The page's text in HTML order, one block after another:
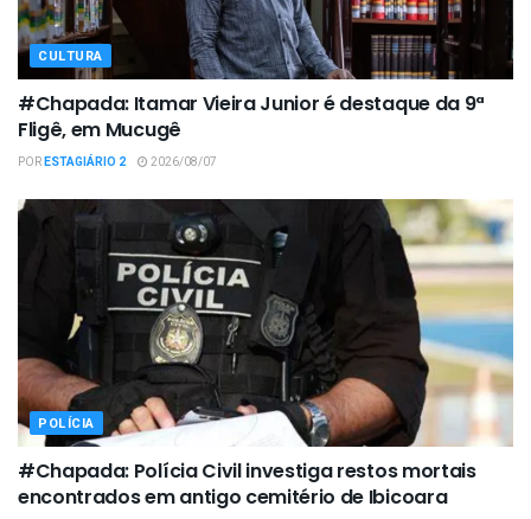
CULTURA
#Chapada: Itamar Vieira Junior é destaque da 9ª
Fligê, em Mucugê
PORESTAGIÁRIO 2 2026/08/07
POLÍCIA
#Chapada: Polícia Civil investiga restos mortais
encontrados em antigo cemitério de Ibicoara